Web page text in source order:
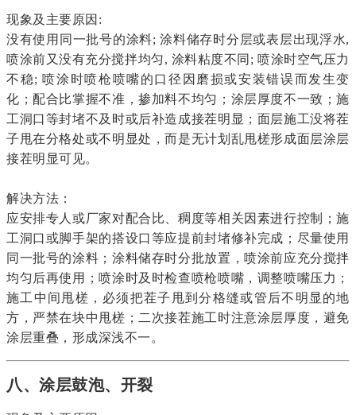
现象及主要原因:
没有使用同一批号的涂料; 涂料储存时分层或表层出现浮水,
喷涂前又没有充分搅拌均匀, 涂料粘度不同; 喷涂时空气压力
不稳; 喷涂时喷枪喷嘴的口径因磨损或安装错误而发生变
化；配合比掌握不准，掺加料不均匀；涂层厚度不一致；施
工洞口等封堵不及时或后补造成接茬明显；面层施工没将茬
子甩在分格处或不明显处，而是无计划乱甩槎形成面层涂层
接茬明显可见。
解决方法：
应安排专人或厂家对配合比、稠度等相关因素进行控制；施
工洞口或脚手架的搭设口等应提前封堵修补完成；尽量使用
同一批号的涂料；涂料储存时分批放置，喷涂前应充分搅拌
均匀后再使用；喷涂时及时检查喷枪喷嘴，调整喷嘴压力；
施工中间甩槎，必须把茬子甩到分格缝或管后不明显的地
方，严禁在块中甩槎；二次接茬施工时注意涂层厚度，避免
涂层重叠，形成深浅不一。
八、涂层鼓泡、开裂